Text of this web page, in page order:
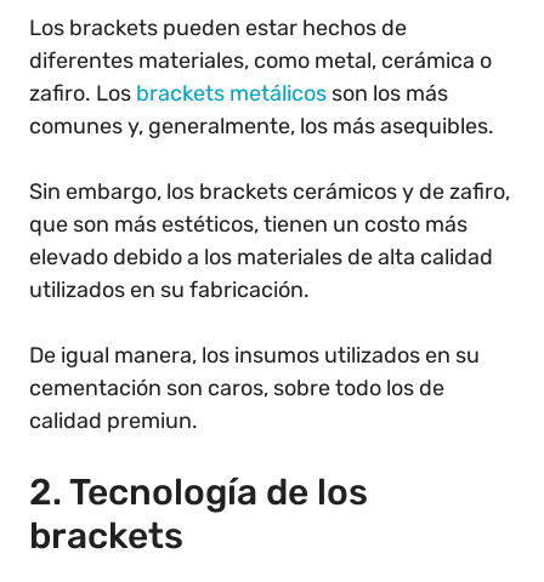
Los brackets pueden estar hechos de
diferentes materiales, como metal, cerámica o
zafiro. Los brackets metálicos son los más
comunes y, generalmente, los más asequibles.
Sin embargo, los brackets cerámicos y de zafiro,
que son más estéticos, tienen un costo más
elevado debido a los materiales de alta calidad
utilizados en su fabricación.
De igual manera, los insumos utilizados en su
cementación son caros, sobre todo los de
calidad premiun.
2. Tecnología de los
brackets